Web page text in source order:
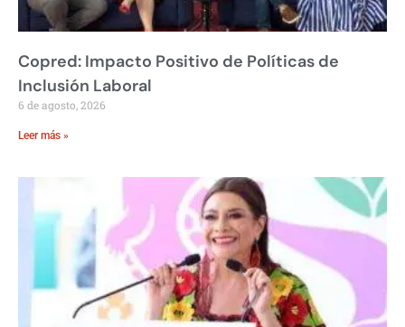
Copred: Impacto Positivo de Políticas de
Inclusión Laboral
6 de agosto, 2026
Leer más »